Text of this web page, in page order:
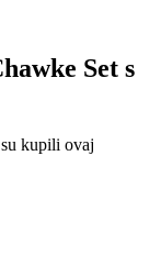
Set s
kupili ovaj